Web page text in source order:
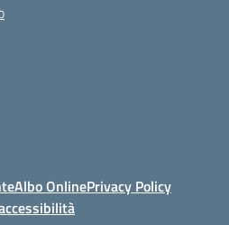
Albo OnlinePrivacy Policy